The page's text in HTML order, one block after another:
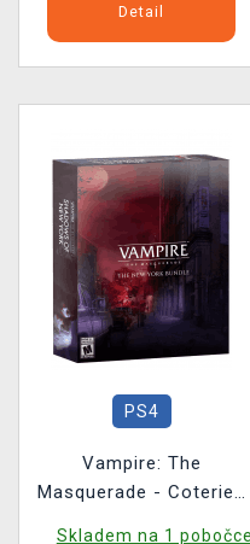
Detail
PS4
Vampire: The
Masquerade - Coteries
Skladem na 1 pobočce